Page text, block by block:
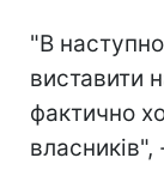
"В
виставити
фактично